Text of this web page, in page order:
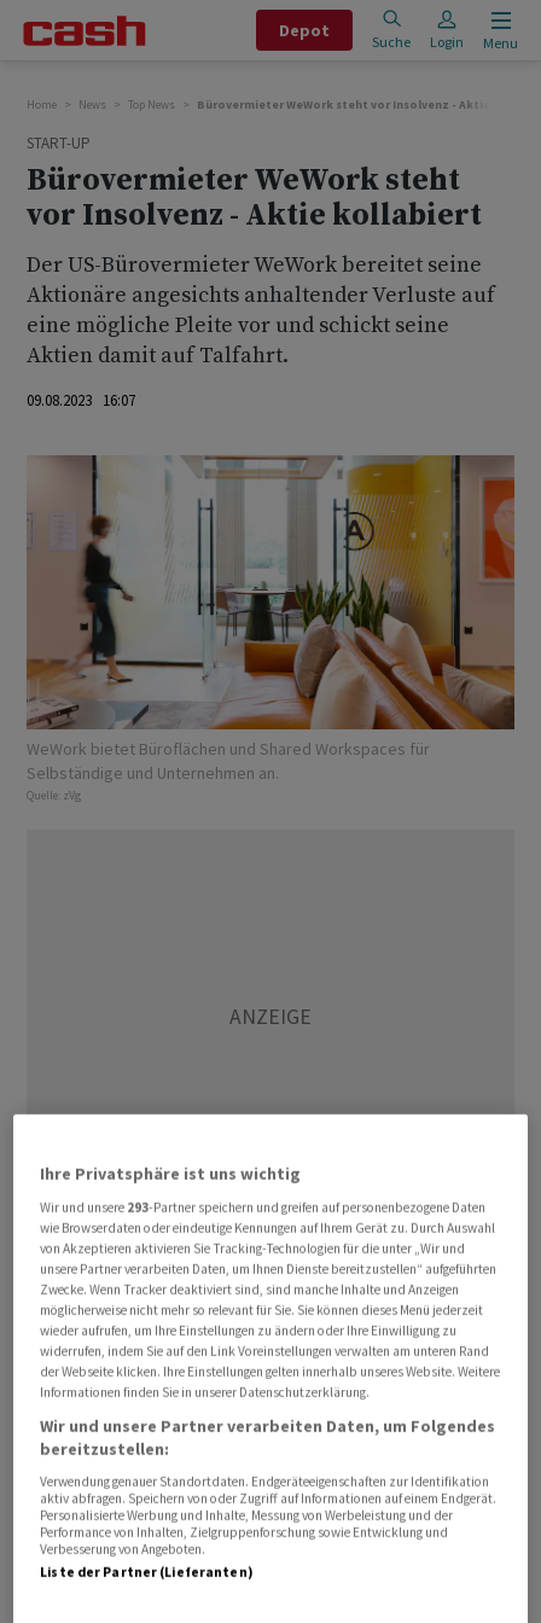
Depot
Suche Login Menu
Home News Top News Bürovermieter WeWork steht vor Insolvenz - Aktie
START-UP
Bürovermieter WeWork steht
vor Insolvenz - Aktie kollabiert
Der US-Bürovermieter WeWork bereitet seine
Aktionäre angesichts anhaltender Verluste auf
eine mögliche Pleite vor und schickt seine
Aktien damit auf Talfahrt.
09.08.2023 16:07
WeWork bietet Büroflächen und Shared Workspaces für
Selbständige und Unternehmen an.
Quelle: zVg
"Immer weniger Firmen - von Grosskonzernen bis hin zu
Start-ups - sind bereit, sich auf langfristige
Mietverhältnisse für feste Orte festzulegen", sagte
Interims-Chef David Tolley am Mittwoch. WeWork
brauche frisches Geld oder müsse die Regeln des
Insolvenzrechts nutzen, teilte das Unternehmen mit,
das vor vier Jahren noch mit 47 Milliarden Dollar
bewertet worden war. Inzwischen ist es weniger als ein
Hundertstel davon wert. Am Mittwoch ging es mit der
Aktie zum Handelsstart um weitere 27 Prozent auf 15,38
US-Cent abwärts.
Ihre Privatsphäre ist uns wichtig
Wir und unsere 293-Partner speichern und greifen auf personenbezogene Daten
wie Browserdaten oder eindeutige Kennungen auf Ihrem Gerät zu. Durch Auswahl
von Akzeptieren aktivieren Sie Tracking-Technologien für die unter „Wir und
unsere Partner verarbeiten Daten, um Ihnen Dienste bereitzustellen“ aufgeführten
Zwecke. Wenn Tracker deaktiviert sind, sind manche Inhalte und Anzeigen
möglicherweise nicht mehr so relevant für Sie. Sie können dieses Menü jederzeit
wieder aufrufen, um Ihre Einstellungen zu ändern oder Ihre Einwilligung zu
widerrufen, indem Sie auf den Link Voreinstellungen verwalten am unteren Rand
der Webseite klicken. Ihre Einstellungen gelten innerhalb unseres Website. Weitere
Informationen finden Sie in unserer Datenschutzerklärung.
Wir und unsere Partner verarbeiten Daten, um Folgendes
bereitzustellen:
Verwendung genauer Standortdaten. Endgeräteeigenschaften zur Identifikation
aktiv abfragen. Speichern von oder Zugriff auf Informationen auf einem Endgerät.
Personalisierte Werbung und Inhalte, Messung von Werbeleistung und der
Performance von Inhalten, Zielgruppenforschung sowie Entwicklung und
Verbesserung von Angeboten.
Liste der Partner (Lieferanten)